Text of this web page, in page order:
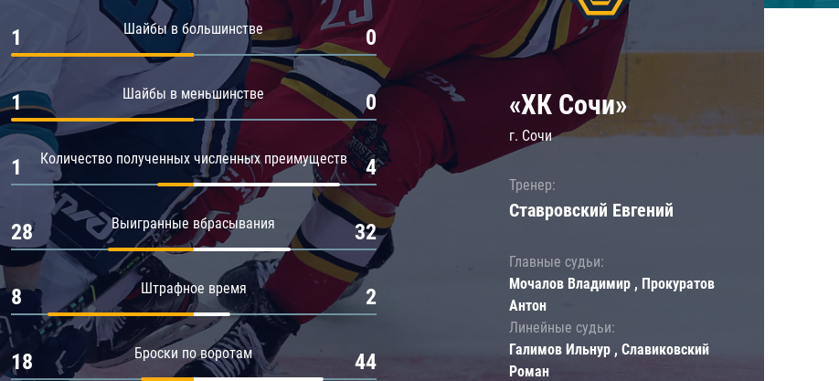
Амур
Барыс
Салават Юлаев
Шайбы в большинстве
1 0
Шайбы в меньшинстве
1 0
Количество полученных численных преимуществ
1 4
Выигранные вбрасывания
28 32
Штрафное время
8 2
Броски по воротам
18 44
«ХК Сочи»
г. Сочи
Тренер:
Ставровский Евгений
Главные судьи:
Мочалов Владимир , Прокуратов
Антон
Линейные судьи:
Галимов Ильнур , Славиковский
Роман